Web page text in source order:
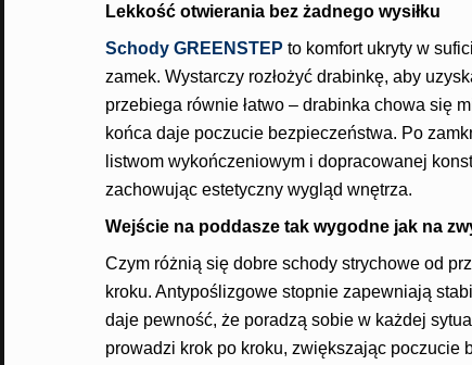
Lekkość otwierania bez żadnego wysiłku
Schody GREENSTEP to komfort ukryty w
zamek. Wystarczy rozłożyć drabinkę, aby
przebiega równie łatwo – drabinka chowa się
końca daje poczucie bezpieczeństwa. Po
listwom wykończeniowym i dopracowanej
zachowując estetyczny wygląd wnętrza.
Wejście na poddasze tak wygodne jak na
Czym różnią się dobre schody strychowe od
kroku. Antypoślizgowe stopnie zapewniają
daje pewność, że poradzą sobie w każdej
prowadzi krok po kroku, zwiększając poczucie